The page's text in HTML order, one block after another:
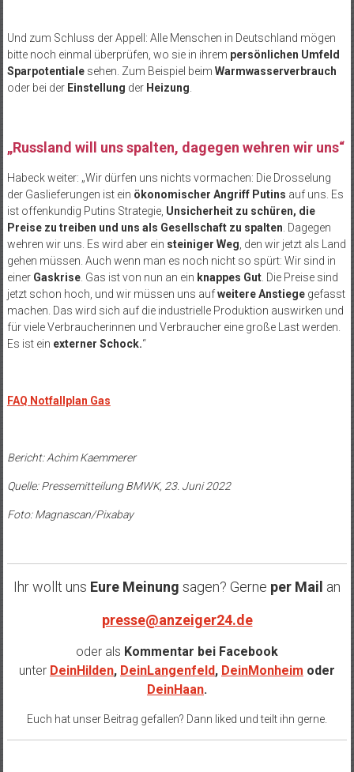
Und zum Schluss der Appell: Alle Menschen in Deutschland mögen
bitte noch einmal überprüfen, wo sie in ihrem persönlichen Umfeld
Sparpotentialesehen. Zum Beispiel beim Warmwasserverbrauch
oder bei der Einstellung der Heizung
„Russland will uns spalten, dagegen wehren wir uns“
Habeck weiter: „Wir dürfen uns nichts vormachen: Die Drosselung
der Gaslieferungen ist ein ökonomischer Angriff Putins auf uns. Es
ist offenkundig Putins Strategie, Unsicherheit zu schüren, die
Preise zu treiben und uns als Gesellschaft zu spalten . Dagegen
wehren wir uns. Es wird aber ein steiniger Weg , den wir jetzt als Land
gehen müssen. Auch wenn man es noch nicht so spürt: Wir sind in
einer Gaskrise. Gas ist von nun an ein knappes Gut. Die Preise sind
jetzt schon hoch, und wir müssen uns aufweitere Anstiegegefasst
machen. Das wird sich auf die industrielle Produktion auswirken und
für viele Verbraucherinnen und Verbraucher eine große Last werden.
Es ist ein externer Schock.“
FAQ Notfallplan Gas
Bericht: Achim Kaemmerer
Quelle: Pressemitteilung BMWK, 23. Juni 2022
Foto: Magnascan/Pixabay
Ihr wollt uns Eure Meinung sagen? Gerne per Mail an
presse@anzeiger24.de
oder als Kommentar bei Facebook
unter DeinHilden, DeinLangenfeld, DeinMonheim oder
DeinHaan.
Euch hat unser Beitrag gefallen? Dann liked und teilt ihn gerne.